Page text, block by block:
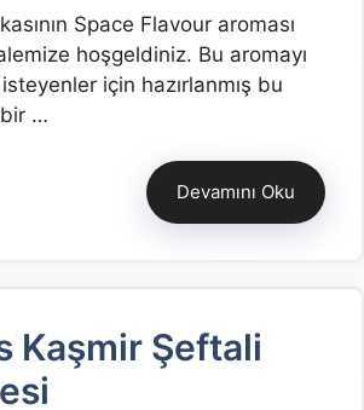
Space Flavour aroması
hoşgeldiniz. Bu aromayı
için hazırlanmış bu
…
Devamını Oku
Kaşmir Şeftali